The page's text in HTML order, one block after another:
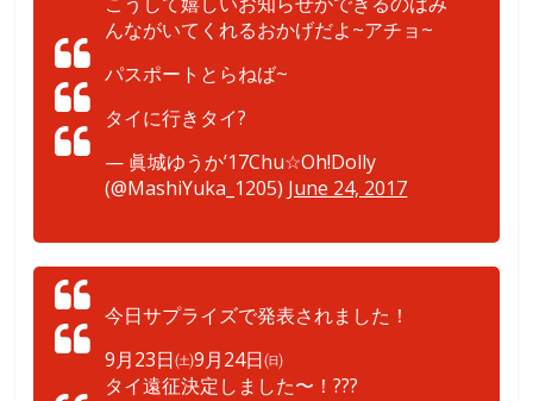
んながいてくれるおかげだよ~アチョ~
パスポートとらねば~
タイに行きタイ?
— 眞城ゆうか’17Chu☆Oh!Dolly
(@MashiYuka_1205) June 24, 2017
今日サプライズで発表されました！
9月23日㈯9月24日㈰
タイ遠征決定しました〜！???